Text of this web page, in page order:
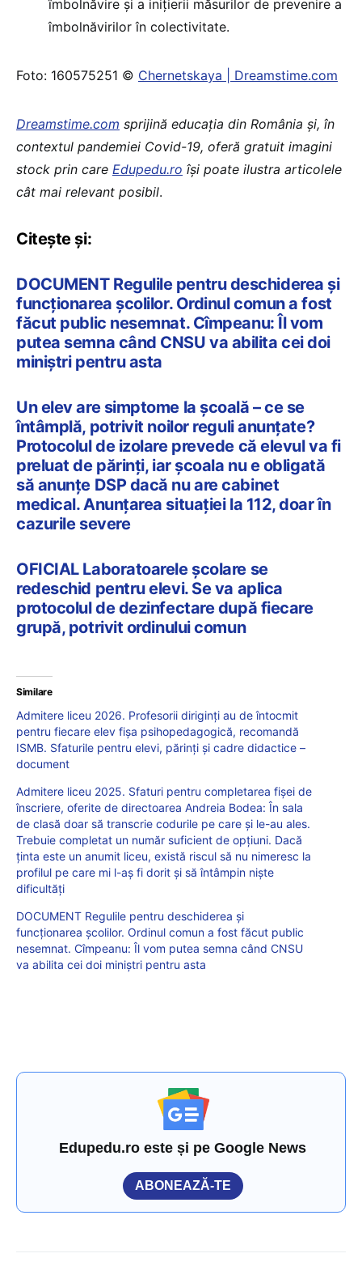
îmbolnăvire şi a iniţierii măsurilor de prevenire a
îmbolnăvirilor în colectivitate.
Foto: 160575251 © Chernetskaya | Dreamstime.com
Dreamstime.com sprijină educaţia din România şi, în
contextul pandemiei Covid-19, oferă gratuit imagini
stock prin care Edupedu.ro îşi poate ilustra articolele
cât mai relevant posibil.
Citește și:
DOCUMENT Regulile pentru deschiderea și
funcționarea școlilor. Ordinul comun a fost
făcut public nesemnat. Cîmpeanu: Îl vom
putea semna când CNSU va abilita cei doi
miniștri pentru asta
Un elev are simptome la școală – ce se
întâmplă, potrivit noilor reguli anunțate?
Protocolul de izolare prevede că elevul va fi
preluat de părinți, iar școala nu e obligată
să anunțe DSP dacă nu are cabinet
medical. Anunțarea situației la 112, doar în
cazurile severe
OFICIAL Laboratoarele școlare se
redeschid pentru elevi. Se va aplica
protocolul de dezinfectare după fiecare
grupă, potrivit ordinului comun
Similare
Admitere liceu 2026. Profesorii diriginți au de întocmit
pentru fiecare elev fişa psihopedagogică, recomandă
ISMB. Sfaturile pentru elevi, părinți și cadre didactice –
document
Admitere liceu 2025. Sfaturi pentru completarea fișei de
înscriere, oferite de directoarea Andreia Bodea: În sala
de clasă doar să transcrie codurile pe care şi le-au ales.
Trebuie completat un număr suficient de opţiuni. Dacă
ţinta este un anumit liceu, există riscul să nu nimeresc la
profilul pe care mi l-aş fi dorit şi să întâmpin nişte
dificultăţi
DOCUMENT Regulile pentru deschiderea și
funcționarea școlilor. Ordinul comun a fost făcut public
nesemnat. Cîmpeanu: Îl vom putea semna când CNSU
va abilita cei doi miniștri pentru asta
Edupedu.ro este și pe Google News
ABONEAZĂ-TE